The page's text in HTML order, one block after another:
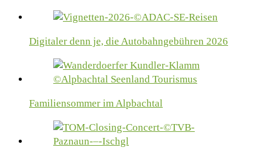
Digitaler denn je, die Autobahngebühren 2026
Familiensommer im Alpbachtal